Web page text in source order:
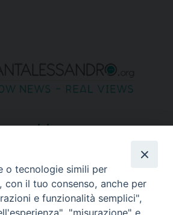
seguici su
o tecnologie simili per
con il tuo consenso, anche per
e funzionalità semplici",